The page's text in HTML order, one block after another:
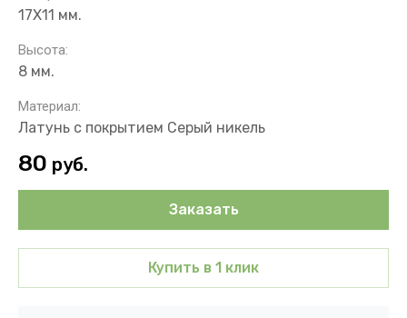
17Х11 мм.
Высота:
8 мм.
Материал:
Латунь с покрытием Серый никель
80 руб.
Заказать
Купить в 1 клик